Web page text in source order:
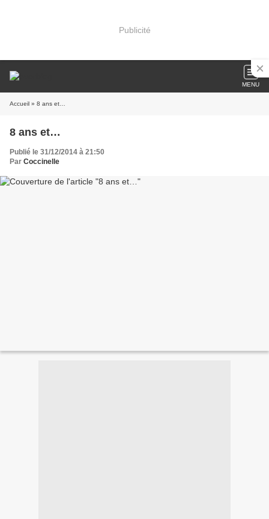
Publicité
MENU
Accueil » 8 ans et…
8 ans et…
Publié le 31/12/2014 à 21:50
Par Coccinelle